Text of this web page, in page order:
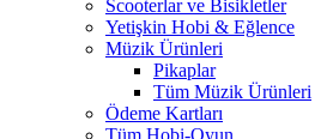
Scooterlar ve Bisikletler
Yetişkin Hobi & Eğlence
Müzik Ürünleri
Pikaplar
Tüm Müzik Ürünleri
Ödeme Kartları
Tüm Hobi-Oyun